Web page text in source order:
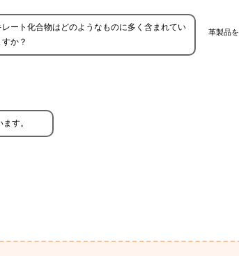
革製品
レート化合物はどのようなものに多く含まれてい
すか？
す。